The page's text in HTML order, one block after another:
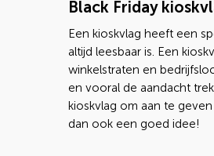
Black Friday
Een kioskvlag heeft een
altijd leesbaar is. Een
winkelstraten en
en vooral de aandacht
kioskvlag om aan te
dan ook een goed idee!